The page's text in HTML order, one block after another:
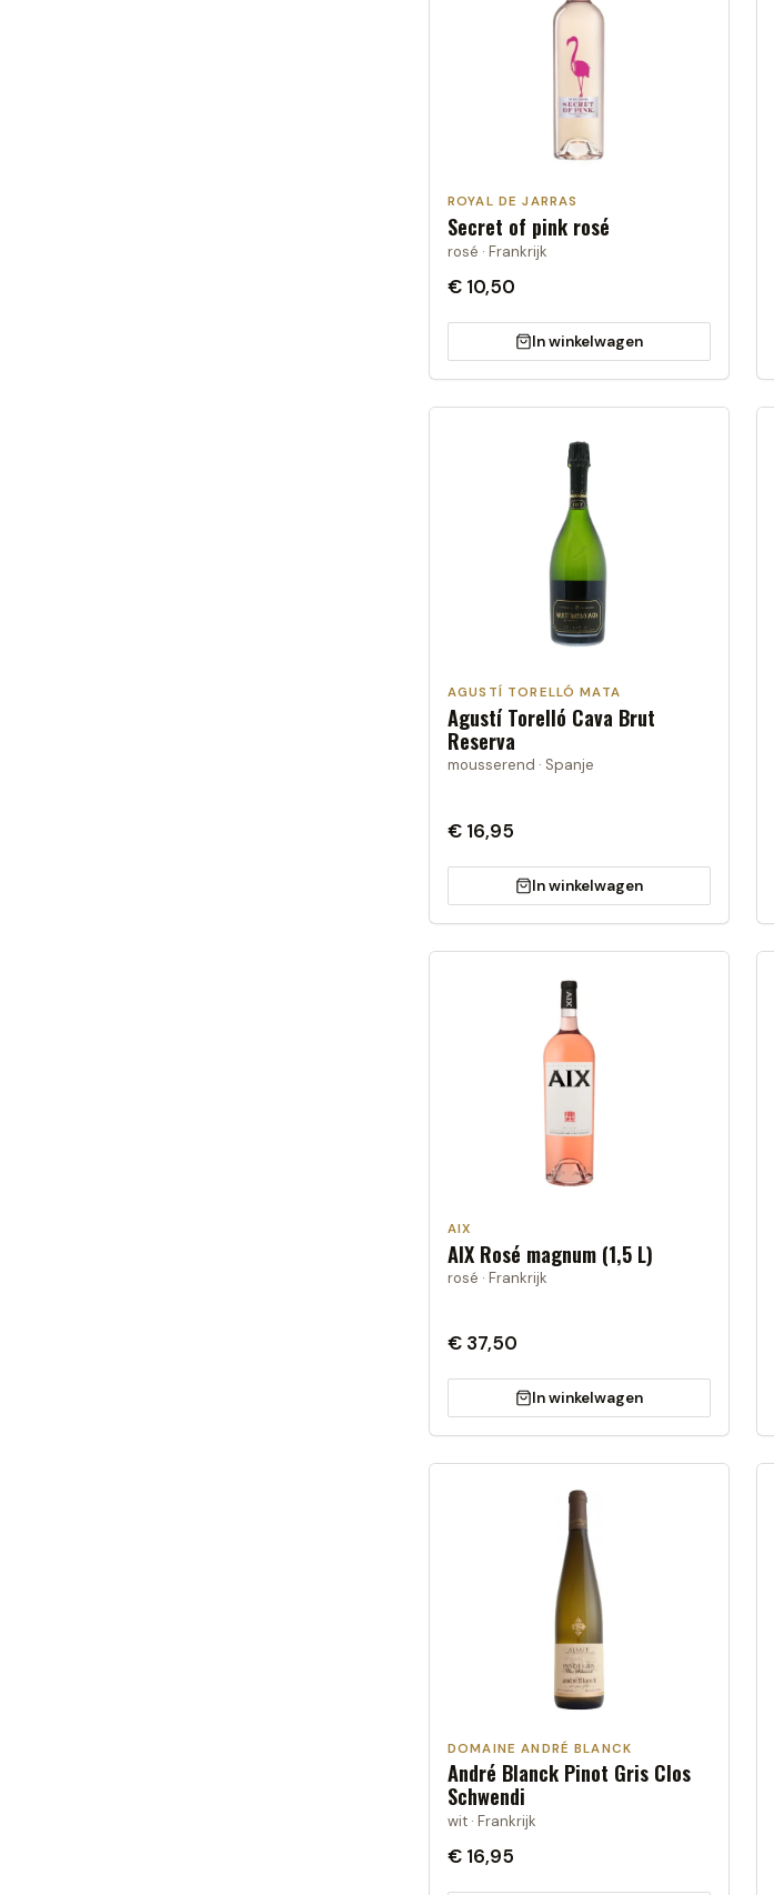
ROYAL DE JARRAS
Secret of pink rosé
rosé · Frankrijk
€ 10,50
In winkelwagen
AGUSTÍ TORELLÓ MATA
Agustí Torelló Cava Brut
Reserva
mousserend · Spanje
€ 16,95
In winkelwagen
AIX
AIX Rosé magnum (1,5 L)
rosé · Frankrijk
€ 37,50
In winkelwagen
DOMAINE ANDRÉ BLANCK
André Blanck Pinot Gris Clos
Schwendi
wit · Frankrijk
€ 16,95